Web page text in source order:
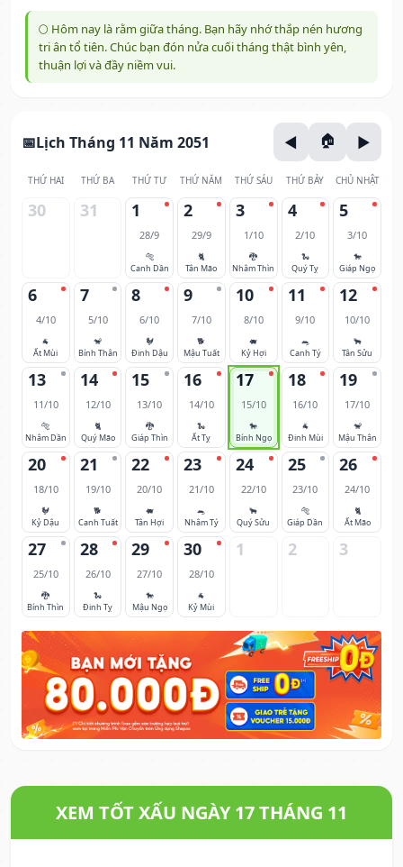
🌕 Hôm nay là rằm giữa tháng. Bạn hãy nhớ thắp nén hương
tri ân tổ tiên. Chúc bạn đón nửa cuối tháng thật bình yên,
thuận lợi và đầy niềm vui.
Lịch Tháng 11 Năm 2051
THỨ HAI THỨ BA THỨ TƯ THỨ NĂM THỨ SÁU THỨ BẢY CHỦ NHẬT
30 31 1
28/9
🐅
Canh Dần
2
29/9
🐈
Tân Mão
3
1/10
🐉
Nhâm Thìn
4
2/10
🐍
Quý Tỵ
5
3/10
🐎
Giáp Ngọ
6
4/10
🐐
Ất Mùi
7
5/10
🐒
Bính Thân
8
6/10
🐓
Đinh Dậu
9
7/10
🐕
Mậu Tuất
10
8/10
🐖
Kỷ Hợi
11
9/10
🐀
Canh Tý
12
10/10
🐂
Tân Sửu
13
11/10
🐅
Nhâm Dần
14
12/10
🐈
Quý Mão
15
13/10
🐉
Giáp Thìn
16
14/10
🐍
Ất Tỵ
17
15/10
🐎
Bính Ngọ
18
16/10
🐐
Đinh Mùi
19
17/10
🐒
Mậu Thân
20
18/10
🐓
Kỷ Dậu
21
19/10
🐕
Canh Tuất
22
20/10
🐖
Tân Hợi
23
21/10
🐀
Nhâm Tý
24
22/10
🐂
Quý Sửu
25
23/10
🐅
Giáp Dần
26
24/10
🐈
Ất Mão
27
25/10
🐉
Bính Thìn
28
26/10
🐍
Đinh Tỵ
29
27/10
🐎
Mậu Ngọ
30
28/10
🐐
Kỷ Mùi
1 2 3
XEM TỐT XẤU NGÀY 17 THÁNG 11